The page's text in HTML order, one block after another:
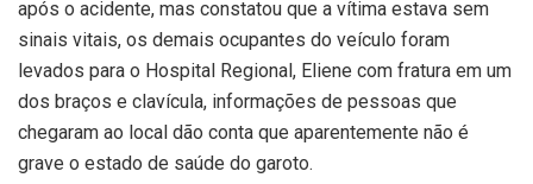
após o acidente, mas constatou que a vítima estava sem
sinais vitais, os demais ocupantes do veículo foram
levados para o Hospital Regional, Eliene com fratura em um
dos braços e clavícula, informações de pessoas que
chegaram ao local dão conta que aparentemente não é
grave o estado de saúde do garoto.